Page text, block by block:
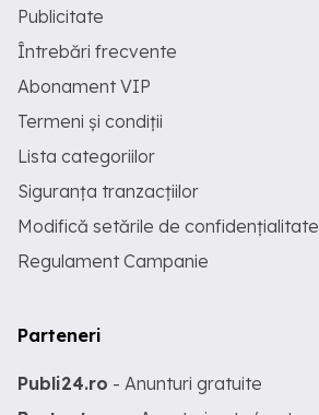
Publicitate
Întrebări frecvente
Abonament VIP
Termeni și condiții
Lista categoriilor
Siguranța tranzacțiilor
Modifică setările de confidențialitate
Regulament Campanie
Parteneri
Publi24.ro - Anunturi gratuite